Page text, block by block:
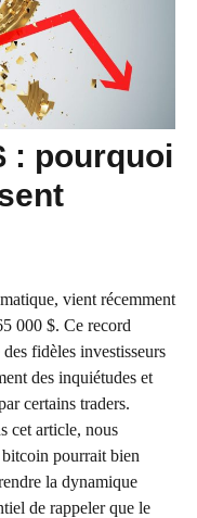
: pourquoi
vient récemment
000 $. Ce record
fidèles investisseurs
des inquiétudes et
certains traders.
cet article, nous
pourrait bien
la dynamique
de rappeler que le